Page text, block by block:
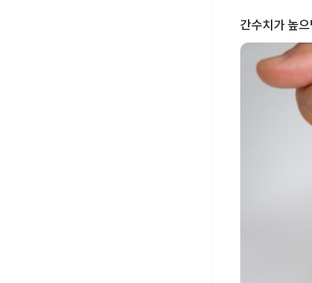
간수치가 높